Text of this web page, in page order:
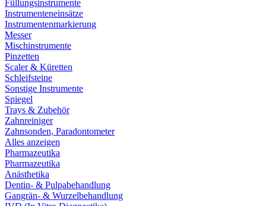
Füllungsinstrumente
Instrumenteneinsätze
Instrumentenmarkierung
Messer
Mischinstrumente
Pinzetten
Scaler & Küretten
Schleifsteine
Sonstige Instrumente
Spiegel
Trays & Zubehör
Zahnreiniger
Zahnsonden, Paradontometer
Alles anzeigen
Pharmazeutika
Pharmazeutika
Anästhetika
Dentin- & Pulpabehandlung
Gangrän- & Wurzelbehandlung